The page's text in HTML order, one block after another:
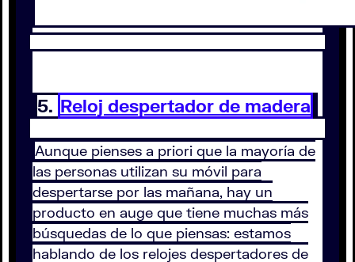
5. Reloj despertador de madera
Aunque pienses a priori que la mayoría de
las personas utilizan su móvil para
despertarse por las mañana, hay un
producto en auge que tiene muchas más
búsquedas de lo que piensas: estamos
hablando de los relojes despertadores de